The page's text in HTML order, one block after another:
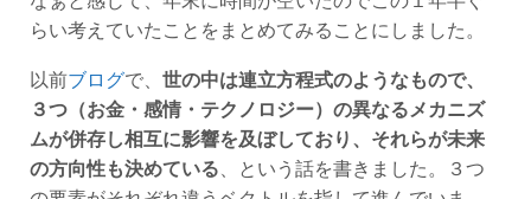
らい考えていたことをまとめてみることにしました。
３つ（お金・感情・テクノロジー）の異なるメカニズ
ムが併存し相互に影響を及ぼしており、それらが未来
の方向性も決めている 、という話を書きました。３つ
の要素がそれぞれ違うベクトルを指して進んでいま